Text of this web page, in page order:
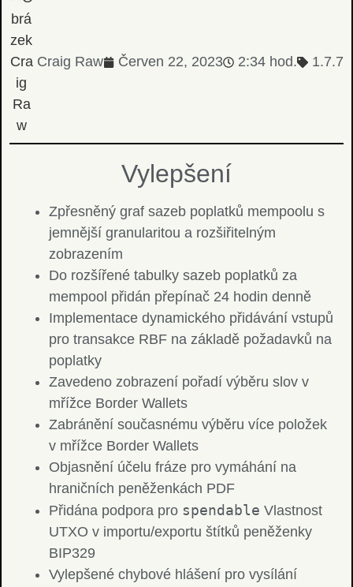
Craig Raw Červen 22, 2023 2:34 hod. 1.7.7
Vylepšení
Zpřesněný graf sazeb poplatků mempoolu s
jemnější granularitou a rozšiřitelným
zobrazením
Do rozšířené tabulky sazeb poplatků za
mempool přidán přepínač 24 hodin denně
Implementace dynamického přidávání vstupů
pro transakce RBF na základě požadavků na
poplatky
Zavedeno zobrazení pořadí výběru slov v
mřížce Border Wallets
Zabránění současnému výběru více položek
v mřížce Border Wallets
Objasnění účelu fráze pro vymáhání na
hraničních peněženkách PDF
Přidána podpora pro spendable Vlastnost
UTXO v importu/exportu štítků peněženky
BIP329
Vylepšené chybové hlášení pro vysílání